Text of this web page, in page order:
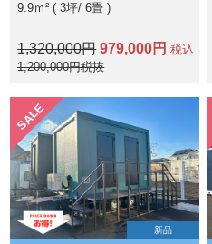
9.9ｍ² ( 3坪 6畳 )
1,320,000円 979,000円 税込
1,200,000円税抜
新品
SALE